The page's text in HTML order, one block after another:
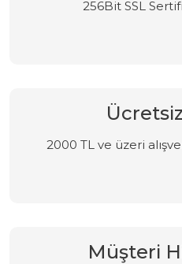
256Bit SSL
2000 TL ve üzeri
Müşteri